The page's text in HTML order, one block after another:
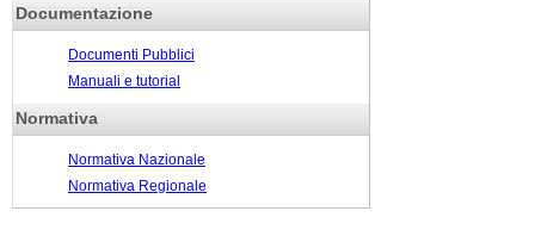
Documentazione
Documenti Pubblici
Manuali e tutorial
Normativa
Normativa Nazionale
Normativa Regionale